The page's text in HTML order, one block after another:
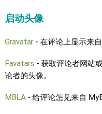
启动头像
Gravatar - 在评论上显示来
Favatars - 获取评论者网站
论者的头像。
MBLA - 给评论怎见来自